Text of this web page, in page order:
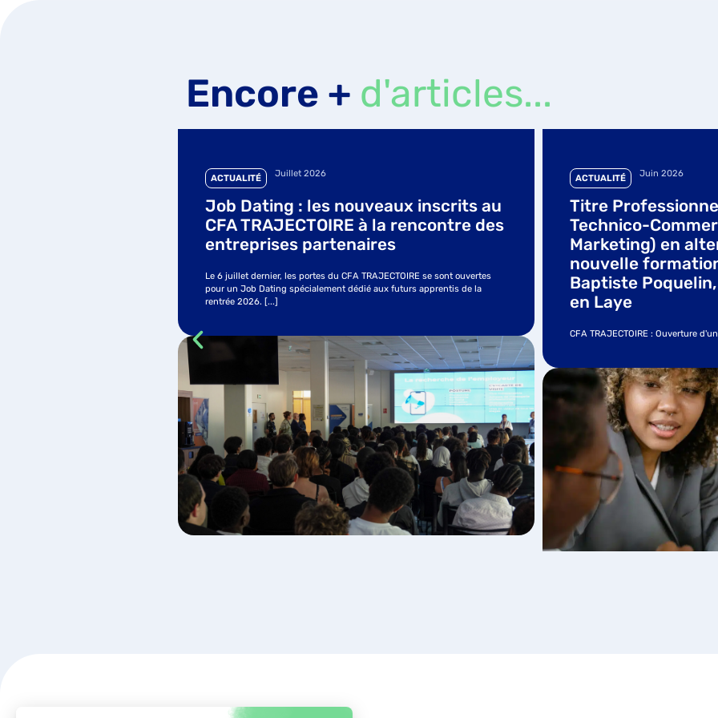
Encore + d'articles...
ACTUALITÉ Juin 2026
Titre Professionnel Négociateur
Technico-Commercial (option
Marketing) en alternance : une
Baptiste Poquelin, à Saint-Germain-
en Laye
CFA TRAJECTOIRE : Ouverture d'une nouvelle formation [...]
ACTUALITÉ Juin 2026
Emploi et
de nouvelles
TRAJECTOIRE
Du 8 au 15 juin, le CFA
l'emploi TH, organisé par l'Akto, le
[...]